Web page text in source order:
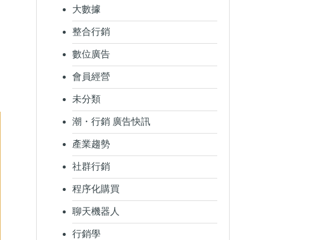
大數據
整合行銷
數位廣告
會員經營
未分類
潮・行銷 廣告快訊
產業趨勢
社群行銷
程序化購買
聊天機器人
行銷學